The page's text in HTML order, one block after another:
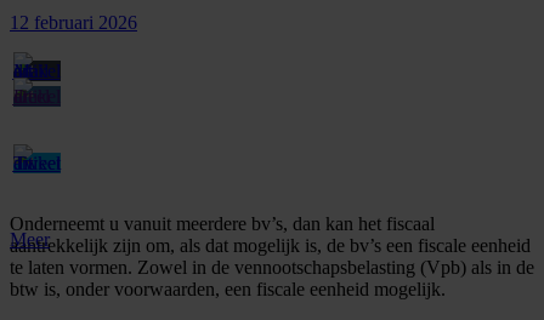
12 februari 2026
Onderneemt u vanuit meerdere bv’s, dan kan het fiscaal
aantrekkelijk zijn om, als dat mogelijk is, de bv’s een fiscale eenheid
te laten vormen. Zowel in de vennootschapsbelasting (Vpb) als in de
btw is, onder voorwaarden, een fiscale eenheid mogelijk.
Meer